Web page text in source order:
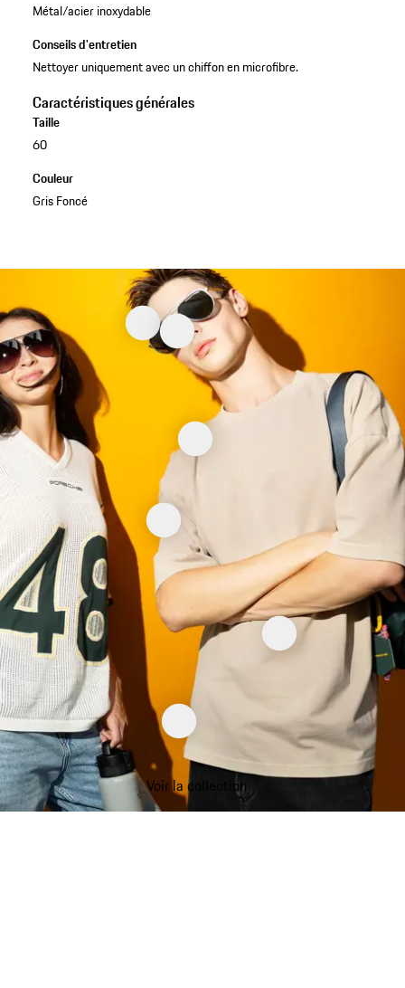
Métal/acier inoxydable
Conseils d'entretien
Nettoyer uniquement avec un chiffon en microfibre.
Caractéristiques générales
Taille
60
Couleur
Gris Foncé
Voir la collection